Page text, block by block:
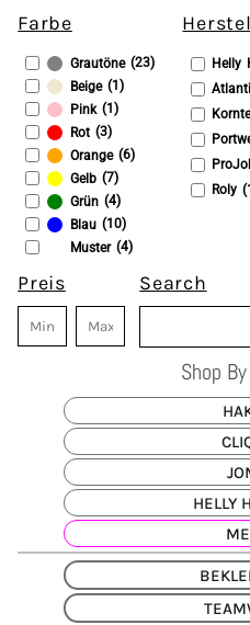
Farbe
Grautöne(23)
Beige(1)
Pink(1)
Rot (3)
Orange(6)
Gelb (7)
Grün (4)
Blau (10)
Muster(4)
Helly
Roly
Preis Search
Shop
HELLY